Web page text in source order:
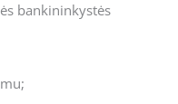
bankininkystės